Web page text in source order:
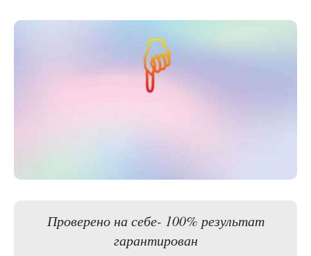
Проверено на себе- 100% результат
гарантирован